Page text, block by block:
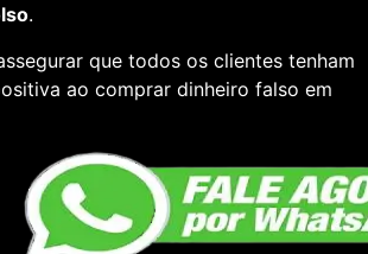
.
que todos os clientes tenham
ao comprar dinheiro falso em